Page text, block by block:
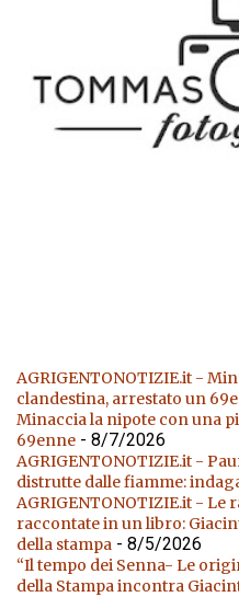
AGRIGENTONOTIZIE.it -
clandestina, arrestato un
Minaccia la nipote con una
69enne - 8/7/2026
AGRIGENTONOTIZIE.it -
distrutte dalle fiamme:
AGRIGENTONOTIZIE.it -
raccontate in un libro:
della stampa - 8/5/2026
“Il tempo dei Senna- Le
della Stampa incontra